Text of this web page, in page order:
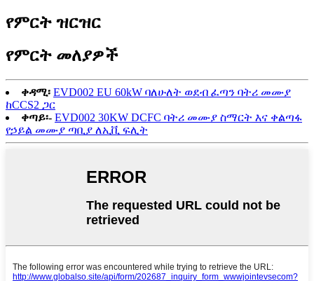
የምርት ዝርዝር
የምርት መለያዎች
ቀዳሚ፡ EVD002 EU 60kW ባለሁለት ወደብ ፈጣን ባትሪ መሙያ
ከCCS2 ጋር
ቀጣይ፡- EVD002 30KW DCFC ባትሪ መሙያ ስማርት እና ቀልጣፋ
የኃይል መሙያ ጣቢያ ለኢቪ ፍሊት